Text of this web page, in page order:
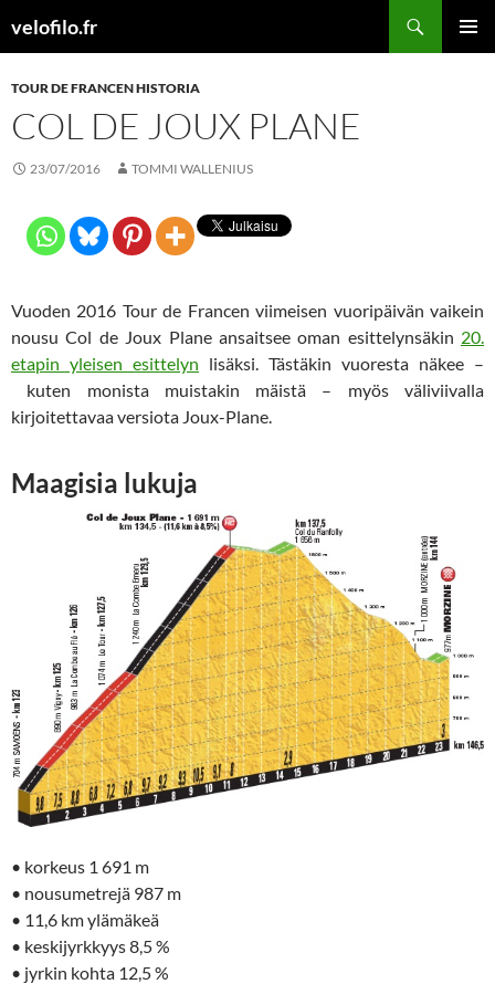
sisältöön
velofilo.fr
TOUR DE FRANCEN HISTORIA
COL DE JOUX PLANE
23/07/2016 TOMMI WALLENIUS
Vuoden 2016 Tour de Francen viimeisen vuoripäivän vaikein
nousu Col de Joux Plane ansaitsee oman esittelynsäkin 20.
etapin yleisen esittelyn lisäksi. Tästäkin vuoresta näkee –
kuten monista muistakin mäistä – myös väliviivalla
kirjoitettavaa versiota Joux-Plane.
Maagisia lukuja
• korkeus 1 691 m
• nousumetrejä 987 m
• 11,6 km ylämäkeä
• keskijyrkkyys 8,5 %
• jyrkin kohta 12,5 %